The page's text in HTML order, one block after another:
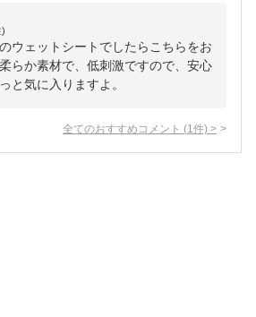
ウェットシートでしたらこちらをお
らか素材で、低刺激ですので、安心
と気に入りますよ。
全てのおすすめコメント (1 件) >